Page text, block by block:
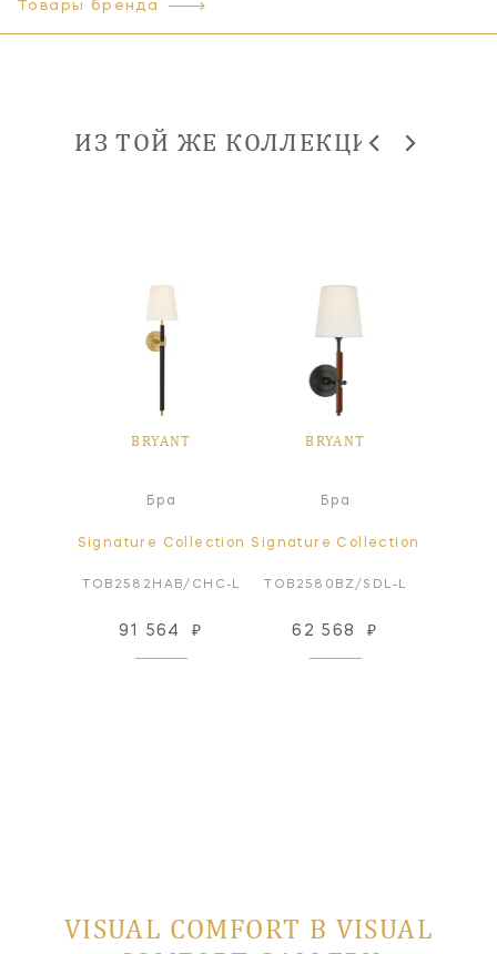
Товары бренда
ИЗ ТОЙ ЖЕ КОЛЛЕКЦИИ
BRYANT
Бра
Signature Collection
TOB2582HAB/CHC-L
91 564 ₽
BRYANT
Бра
Signature Collection
TOB2580BZ/SDL-L
62 568 ₽
VISUAL COMFORT В VISUAL